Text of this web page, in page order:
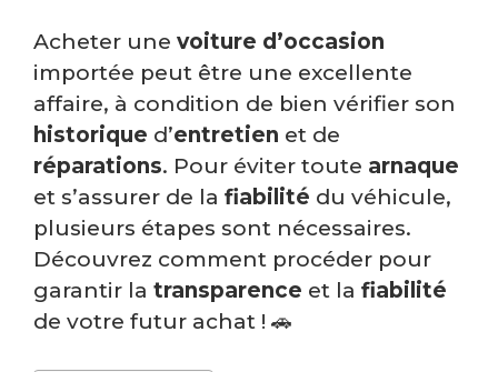
Acheter une voiture d’occasion
importée peut être une excellente
affaire, à condition de bien vérifier son
historique d’entretien et de
réparations. Pour éviter toute arnaque
et s’assurer de la fiabilité du véhicule,
plusieurs étapes sont nécessaires.
Découvrez comment procéder pour
garantir la transparence et la fiabilité
de votre futur achat ! 🚗